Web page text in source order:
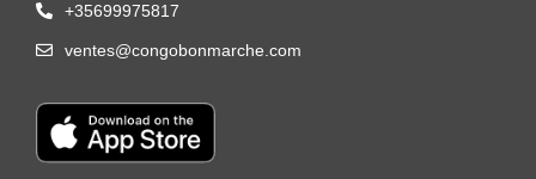
+35699975817
ventes@congobonmarche.com